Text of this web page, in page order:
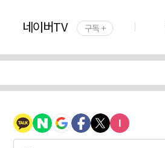
네이버TV 구독 +